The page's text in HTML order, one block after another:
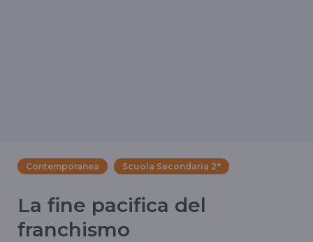
Contemporanea Scuola Secondaria 2°
La fine pacifica del
franchismo